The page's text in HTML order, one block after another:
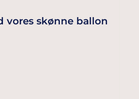
vores skønne ballon